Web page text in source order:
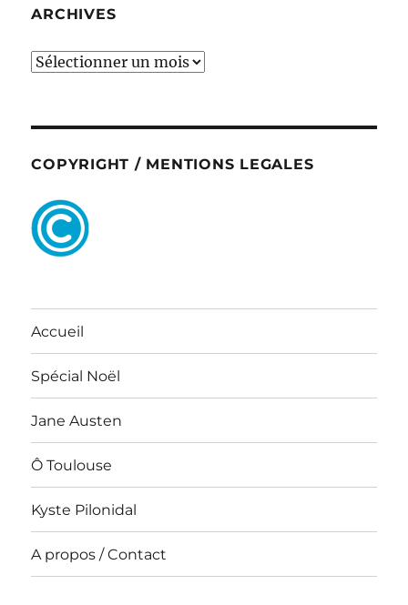
ARCHIVES
ARCHIVES
COPYRIGHT / MENTIONS LEGALES
Accueil
Spécial Noël
Jane Austen
Ô Toulouse
Kyste Pilonidal
A propos / Contact